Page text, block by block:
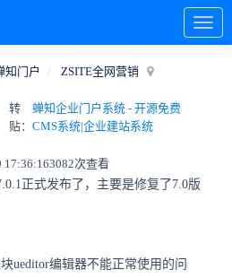
知门户 ZSITE全网营销
转
贴：
蝉知企业门户系统 - 开源免费
CMS系统|企业建站系统
17:36:163082次查看
正式发布了，主要是修复了7.0版
ueditor编辑器不能正常使用的问